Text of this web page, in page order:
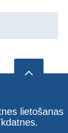
lietošanas